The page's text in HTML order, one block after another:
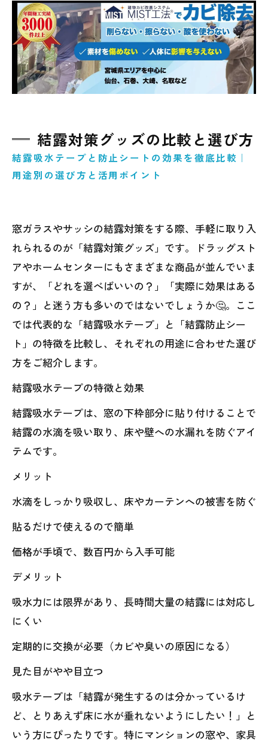
結露対策グッズの比較と選び方
結露吸水テープと防止シートの効果を徹底比較｜
用途別の選び方と活用ポイント
窓ガラスやサッシの結露対策をする際、手軽に取り入
れられるのが「結露対策グッズ」です。ドラッグスト
アやホームセンターにもさまざまな商品が並んでいま
すが、「どれを選べばいいの？」「実際に効果はある
の？」と迷う方も多いのではないでしょうか🤔。ここ
では代表的な「結露吸水テープ」と「結露防止シー
ト」の特徴を比較し、それぞれの用途に合わせた選び
方をご紹介します。
結露吸水テープの特徴と効果
結露吸水テープは、窓の下枠部分に貼り付けることで
結露の水滴を吸い取り、床や壁への水漏れを防ぐアイ
テムです。
メリット
水滴をしっかり吸収し、床やカーテンへの被害を防ぐ
貼るだけで使えるので簡単
価格が手頃で、数百円から入手可能
デメリット
吸水力には限界があり、長時間大量の結露には対応し
にくい
定期的に交換が必要（カビや臭いの原因になる）
見た目がやや目立つ
吸水テープは「結露が発生するのは分かっているけ
ど、とりあえず床に水が垂れないようにしたい！」と
いう方にぴったりです。特にマンションの窓や、家具